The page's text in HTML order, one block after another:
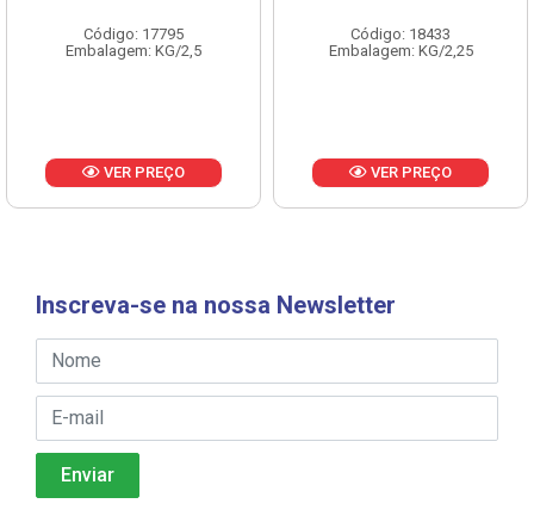
Código: 17795
Embalagem: KG/2,5
VER PREÇO
Código: 18433
Embalagem: KG/2,25
VER PREÇO
Inscreva-se na nossa Newsletter